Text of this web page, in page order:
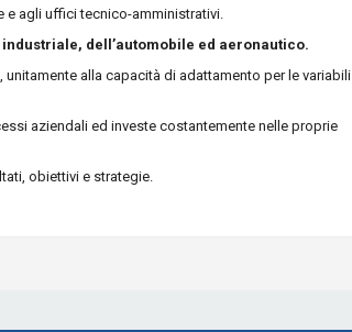
agli uffici tecnico-amministrativi.
dell’automobile ed aeronautico.
alla capacità di adattamento per le variabili
aziendali ed investe costantemente nelle proprie
obiettivi e strategie.